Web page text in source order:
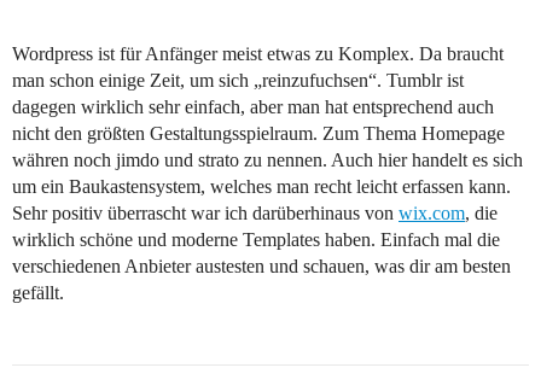
Wordpress ist für Anfänger meist etwas zu Komplex. Da braucht
man schon einige Zeit, um sich „reinzufuchsen“. Tumblr ist
dagegen wirklich sehr einfach, aber man hat entsprechend auch
nicht den größten Gestaltungsspielraum. Zum Thema Homepage
währen noch jimdo und strato zu nennen. Auch hier handelt es sich
um ein Baukastensystem, welches man recht leicht erfassen kann.
Sehr positiv überrascht war ich darüberhinaus von wix.com, die
wirklich schöne und moderne Templates haben. Einfach mal die
verschiedenen Anbieter austesten und schauen, was dir am besten
gefällt.